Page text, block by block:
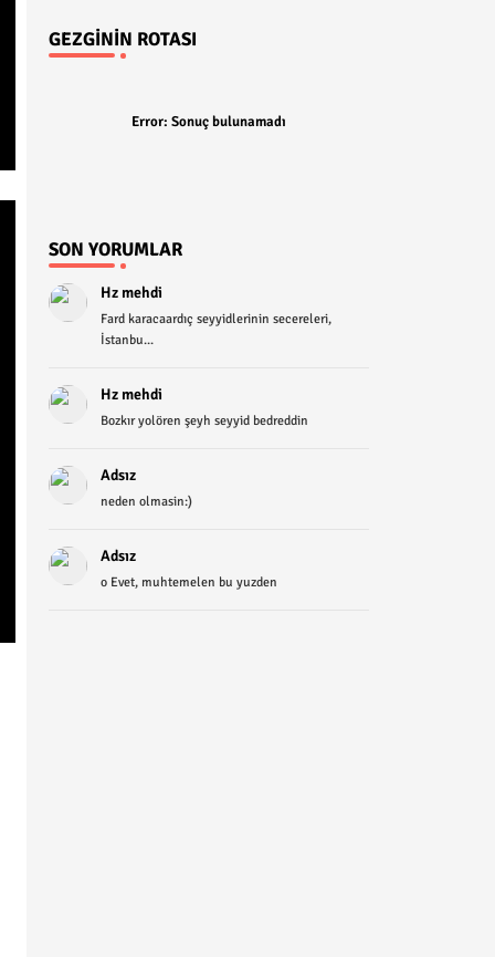
GEZGININ ROTASI
Error: Sonuç bulunamadı
SON YORUMLAR
Hz mehdi
Fard karacaardıç seyyidlerinin secereleri,
İstanbu...
Hz mehdi
Bozkır yolören şeyh seyyid bedreddin
Adsız
neden olmasin:)
Adsız
o Evet, muhtemelen bu yuzden